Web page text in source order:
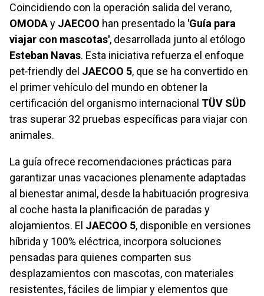
Coincidiendo con la operación salida del verano,
OMODAy JAECOO han presentado la 'Guía para
viajar con mascotas', desarrollada junto al etólogo
Esteban Navas. Esta iniciativa refuerza el enfoque
pet‑friendly del JAECOO 5, que se ha convertido en
el primer vehículo del mundo en obtener la
certificación del organismo internacional TÜV SÜD
tras superar 32 pruebas específicas para viajar con
animales.
La guía ofrece recomendaciones prácticas para
garantizar unas vacaciones plenamente adaptadas
al bienestar animal, desde la habituación progresiva
al coche hasta la planificación de paradas y
alojamientos. El JAECOO 5, disponible en versiones
híbrida y 100% eléctrica, incorpora soluciones
pensadas para quienes comparten sus
desplazamientos con mascotas, con materiales
resistentes, fáciles de limpiar y elementos que